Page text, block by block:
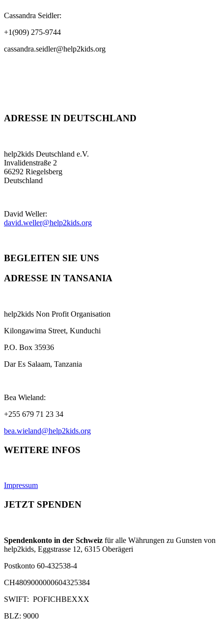
Cassandra Seidler:
+1(909) 275-9744
cassandra.seidler@help2kids.org
ADRESSE IN DEUTSCHLAND
help2kids Deutschland e.V.
Invalidenstraße 2
66292 Riegelsberg
Deutschland
David Weller:
david.weller@help2kids.org
BEGLEITEN SIE UNS
ADRESSE IN TANSANIA
help2kids Non Profit Organisation
Kilongawima Street, Kunduchi
P.O. Box 35936
Dar Es Salaam, Tanzania
Bea Wieland:
+255 679 71 23 34
bea.wieland@help2kids.org
WEITERE INFOS
Impressum
JETZT SPENDEN
Spendenkonto in der Schweiz für alle Währungen zu Gunsten von
help2kids, Eggstrasse 12, 6315 Oberägeri
Postkonto 60-432538-4
CH4809000000604325384
SWIFT: POFICHBEXXX
BLZ: 9000